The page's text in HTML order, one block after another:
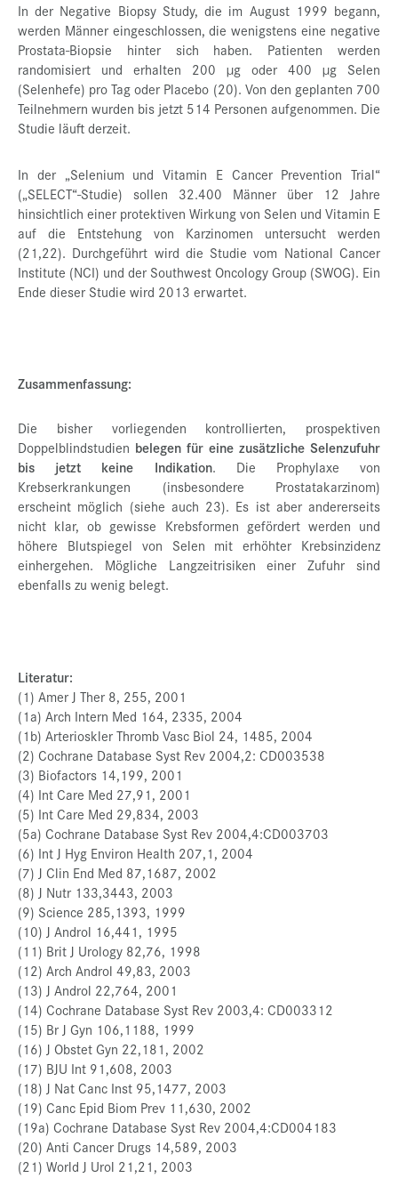
In der Negative Biopsy Study, die im August 1999 begann,
werden Männer eingeschlossen, die wenigstens eine negative
Prostata-Biopsie hinter sich haben. Patienten werden
randomisiert und erhalten 200 µg oder 400 µg Selen
(Selenhefe) pro Tag oder Placebo (20). Von den geplanten 700
Teilnehmern wurden bis jetzt 514 Personen aufgenommen. Die
Studie läuft derzeit.
In der „Selenium und Vitamin E Cancer Prevention Trial“
(„SELECT“-Studie) sollen 32.400 Männer über 12 Jahre
hinsichtlich einer protektiven Wirkung von Selen und Vitamin E
auf die Entstehung von Karzinomen untersucht werden
(21,22). Durchgeführt wird die Studie vom National Cancer
Institute (NCI) und der Southwest Oncology Group (SWOG). Ein
Ende dieser Studie wird 2013 erwartet.
Zusammenfassung:
Die bisher vorliegenden kontrollierten, prospektiven
Doppelblindstudien belegen für eine zusätzliche Selenzufuhr
bis jetzt keine Indikation. Die Prophylaxe von
Krebserkrankungen (insbesondere Prostatakarzinom)
erscheint möglich (siehe auch 23). Es ist aber andererseits
nicht klar, ob gewisse Krebsformen gefördert werden und
höhere Blutspiegel von Selen mit erhöhter Krebsinzidenz
einhergehen. Mögliche Langzeitrisiken einer Zufuhr sind
ebenfalls zu wenig belegt.
Literatur:
(1) Amer J Ther 8, 255, 2001
(1a) Arch Intern Med 164, 2335, 2004
(1b) Arterioskler Thromb Vasc Biol 24, 1485, 2004
(2) Cochrane Database Syst Rev 2004,2: CD003538
(3) Biofactors 14,199, 2001
(4) Int Care Med 27,91, 2001
(5) Int Care Med 29,834, 2003
(5a) Cochrane Database Syst Rev 2004,4:CD003703
(6) Int J Hyg Environ Health 207,1, 2004
(7) J Clin End Med 87,1687, 2002
(8) J Nutr 133,3443, 2003
(9) Science 285,1393, 1999
(10) J Androl 16,441, 1995
(11) Brit J Urology 82,76, 1998
(12) Arch Androl 49,83, 2003
(13) J Androl 22,764, 2001
(14) Cochrane Database Syst Rev 2003,4: CD003312
(15) Br J Gyn 106,1188, 1999
(16) J Obstet Gyn 22,181, 2002
(17) BJU Int 91,608, 2003
(18) J Nat Canc Inst 95,1477, 2003
(19) Canc Epid Biom Prev 11,630, 2002
(19a) Cochrane Database Syst Rev 2004,4:CD004183
(20) Anti Cancer Drugs 14,589, 2003
(21) World J Urol 21,21, 2003